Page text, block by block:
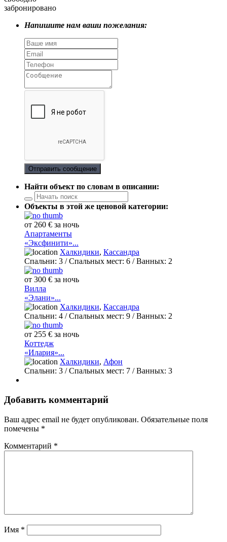
забронировано
Напишите нам ваши пожелания:
Отправить сообщение
Найти объект по словам в описании:
Объекты в этой же ценовой категории:
от 260 € за ночь
Апартаменты
«Эксфинити»...
Халкидики, Кассандра
Спальни: 3 / Спальных мест: 6 /Ванных: 2
от 300 € за ночь
Вилла
«Элани»...
Халкидики, Кассандра
Спальни: 4 / Спальных мест: 9 /Ванных: 2
от 255 € за ночь
Коттедж
«Илария»...
Халкидики, Афон
Спальни: 3 / Спальных мест: 7 /Ванных: 3
Добавить комментарий
Ваш адрес email не будет опубликован. Обязательные поля
помечены *
Комментарий *
Имя *